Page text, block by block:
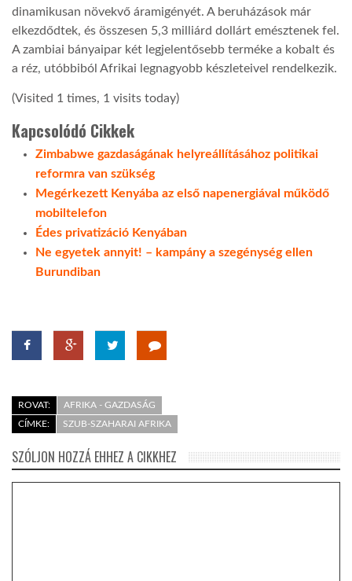
GLOBOTV BP
HÍR3D
AFRIKA TUDÁSTÁR
A NAP SZÉPE
DOBRAVERO.HU
LATIMO.HU
dinamikusan növekvő áramigényét. A beruházások már
elkezdődtek, és összesen 5,3 milliárd dollárt emésztenek fel.
A zambiai bányaipar két legjelentősebb terméke a kobalt és
a réz, utóbbiból Afrikai legnagyobb készleteivel rendelkezik.
(Visited 1 times, 1 visits today)
Kapcsolódó Cikkek
Zimbabwe gazdaságának helyreállításához politikai
reformra van szükség
Megérkezett Kenyába az első napenergiával működő
mobiltelefon
Édes privatizáció Kenyában
Ne egyetek annyit! – kampány a szegénység ellen
Burundiban
ROVAT:
AFRIKA - GAZDASÁG
CÍMKE:
SZUB-SZAHARAI AFRIKA
SZÓLJON HOZZÁ EHHEZ A CIKKHEZ